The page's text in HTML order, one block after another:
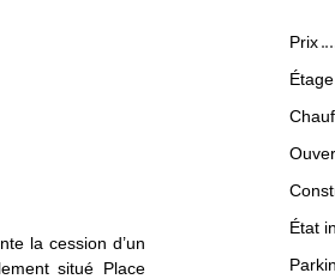
la cession d’un
situé Place
Prix
Étage
État